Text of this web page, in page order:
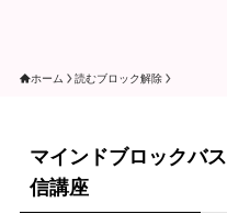
ホーム 読むブロック解除
マインドブロックバ
信講座